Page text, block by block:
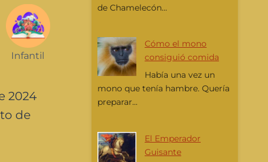
Infantil
2024
de
de Chamelecón...
Cómo el mono
consiguió comida
Había una vez un
mono que tenía hambre. Quería
preparar...
El Emperador
Guisante